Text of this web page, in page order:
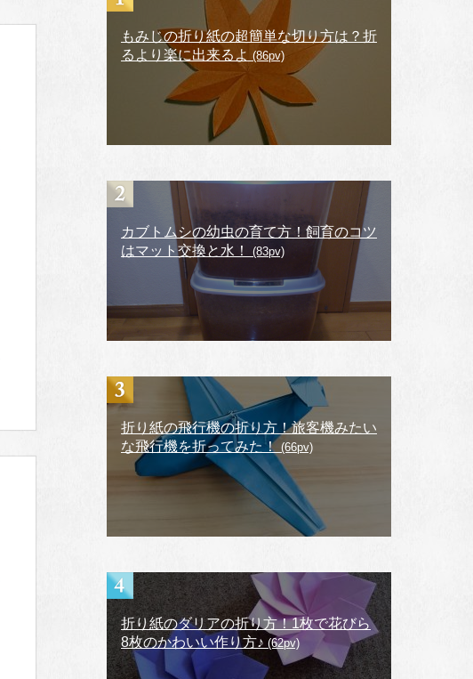
もみじの折り紙の超簡単な切り方は？折
るより楽に出来るよ (86pv)
カブトムシの幼虫の育て方！飼育のコツ
はマット交換と水！
(83pv)
折り紙の飛行機の折り方！旅客機みたい
な飛行機を折ってみた！ (66pv)
折り紙のダリアの折り方！1枚で花びら
8枚のかわいい作り方♪ (62pv)